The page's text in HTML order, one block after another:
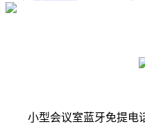
小型会议室蓝牙免提电